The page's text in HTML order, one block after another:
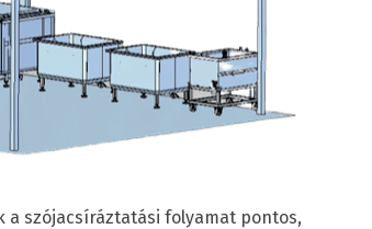
szójacsíráztatási folyamat pontos,